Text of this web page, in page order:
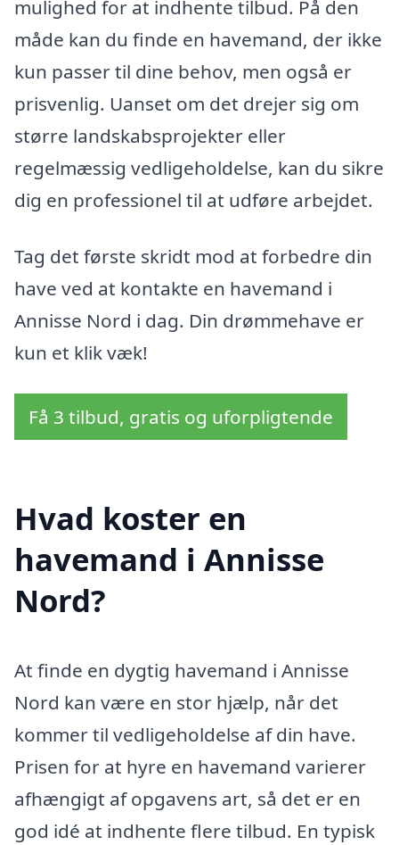
mulighed for at indhente tilbud. På den
måde kan du finde en havemand, der ikke
kun passer til dine behov, men også er
prisvenlig. Uanset om det drejer sig om
større landskabsprojekter eller
regelmæssig vedligeholdelse, kan du sikre
dig en professionel til at udføre arbejdet.
Tag det første skridt mod at forbedre din
have ved at kontakte en havemand i
Annisse Nord i dag. Din drømmehave er
kun et klik væk!
Få 3 tilbud, gratis og uforpligtende
Hvad koster en
havemand i Annisse
Nord?
At finde en dygtig havemand i Annisse
Nord kan være en stor hjælp, når det
kommer til vedligeholdelse af din have.
Prisen for at hyre en havemand varierer
afhængigt af opgavens art, så det er en
god idé at indhente flere tilbud. En typisk